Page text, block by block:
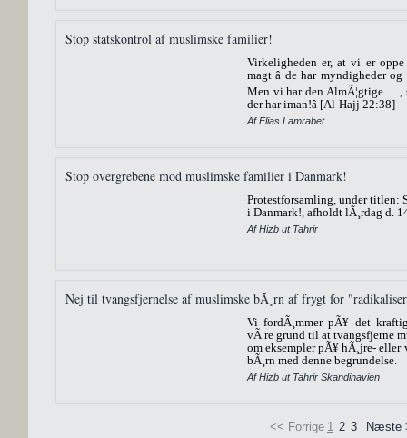
Stop statskontrol af muslimske familier!
Virkeligheden er, at vi er
magt â de har myndigheder
Men vi har den AlmÃ¦gtige
,
der har iman!â [Al-Hajj 22:38]
Af Elias Lamrabet
Stop overgrebene mod muslimske familier i Danmark!
Protestforsamling, under titlen:
i Danmark!, afholdt lÃ¸rdag d.
Af Hizb ut Tahrir
Nej til tvangsfjernelse af muslimske bÃ¸rn af frygt for
Vi fordÃ¸mmer pÃ¥ det
vÃ¦re grund til at tvangsfjerne
om eksempler pÃ¥ hÃ¸jre- eller
bÃ¸rn med denne begrundelse.
Af Hizb ut Tahrir Skandinavien
<< Forrige 1 2 3 Næste